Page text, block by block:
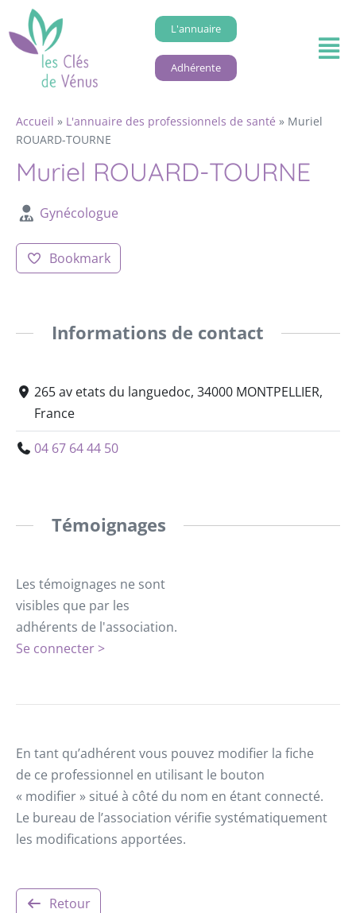
L'annuaire
Adhérente
Accueil » L'annuaire des professionnels de santé » Muriel
ROUARD-TOURNE
Muriel ROUARD-TOURNE
Gynécologue
Bookmark
Informations de contact
265 av etats du languedoc, 34000 MONTPELLIER,
France
04 67 64 44 50
Témoignages
Les témoignages ne sont
visibles que par les
adhérents de l'association.
Se connecter >
En tant qu’adhérent vous pouvez modifier la fiche
de ce professionnel en utilisant le bouton
« modifier » situé à côté du nom en étant connecté.
Le bureau de l’association vérifie systématiquement
les modifications apportées.
Retour